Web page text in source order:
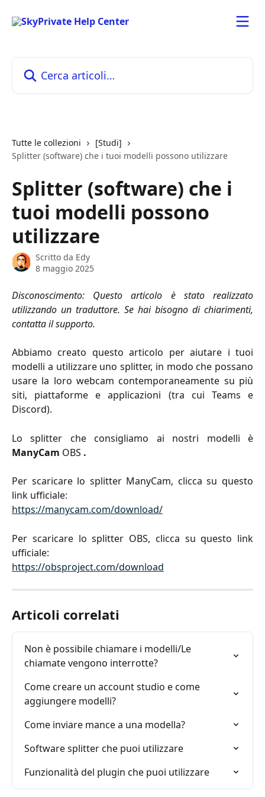
Tutte le collezioni
[Studi]
Splitter (software) che i tuoi modelli possono utilizzare
Splitter (software) che i
tuoi modelli possono
utilizzare
Scritto da Edy
8 maggio 2025
Disconoscimento: Questo articolo è stato realizzato
utilizzando un traduttore. Se hai bisogno di chiarimenti,
contatta il supporto.
Abbiamo creato questo articolo per aiutare i tuoi
modelli a utilizzare uno splitter, in modo che possano
usare la loro webcam contemporaneamente su più
siti, piattaforme e applicazioni (tra cui Teams e
Discord).
Lo splitter che consigliamo ai nostri modelli è
ManyCam OBS .
Per scaricare lo splitter ManyCam, clicca su questo
link ufficiale:
https://manycam.com/download/
Per scaricare lo splitter OBS, clicca su questo link
ufficiale:
https://obsproject.com/download
Articoli correlati
Non è possibile chiamare i modelli/Le
chiamate vengono interrotte?
Come creare un account studio e come
aggiungere modelli?
Come inviare mance a una modella?
Software splitter che puoi utilizzare
Funzionalità del plugin che puoi utilizzare